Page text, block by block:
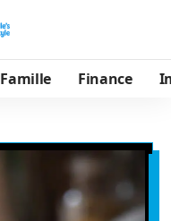
Famille Finance